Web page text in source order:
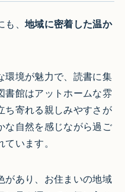
も、地域に密着した温か
環境が魅力で、読書に集
書館はアットホームな雰
ち寄れる親しみやすさが
な自然を感じながら過ご
います。
があり、お住まいの地域